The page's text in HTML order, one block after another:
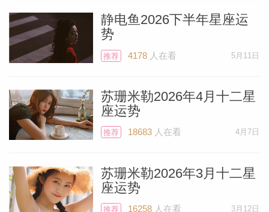
个人资
持久性——你的事业可能会变得受欢迎，并
长期保持人气。海王星在此也能提供助力，
因为海王星掌管所有艺术领域。你似乎在六
你不仅有土星和海王星的助力，还有冥王星
从你的第三宫（沟通宫）给予支持。冥王星
及你的婚姻与伴侣宫形成三分相位，这种相
位极为和谐、吉祥，象征着良好的交流与深
静电鱼2026下半年星座运
势
推荐 4178人在看 5月11日
苏珊米勒2026年4月十二星
座运势
推荐 18683人在看 4月7日
苏珊米勒2026年3月十二星
座运势
推荐 16258人在看 3月12日